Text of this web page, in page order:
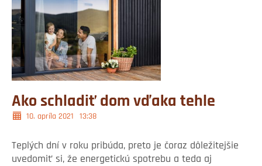
Ako schladiť dom vďaka tehle
10. apríla 2021 13:38
Teplých dní v roku pribúda, preto je čoraz dôležitejšie
uvedomiť si, že energetickú spotrebu a teda aj